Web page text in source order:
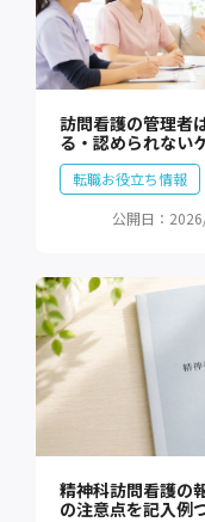
訪問看護の管理者
る・認められない
転職お役立ち情報
公開日：
精神科訪問看護の
の注意点を記入例